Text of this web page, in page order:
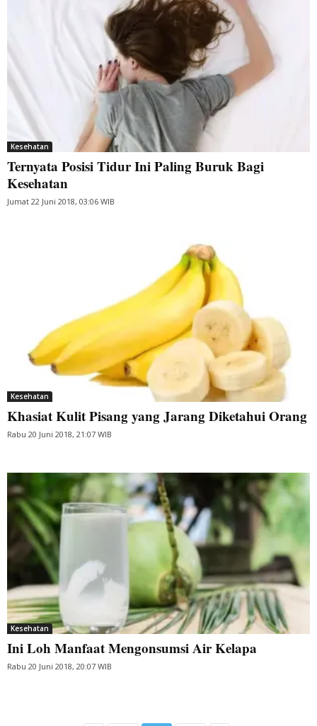
Kesehatan
Ternyata Posisi Tidur Ini Paling Buruk Bagi
Kesehatan
Jumat 22 Juni 2018, 03:06 WIB
Kesehatan
Khasiat Kulit Pisang yang Jarang Diketahui Orang
Rabu 20 Juni 2018, 21:07 WIB
Kesehatan
Ini Loh Manfaat Mengonsumsi Air Kelapa
Rabu 20 Juni 2018, 20:07 WIB